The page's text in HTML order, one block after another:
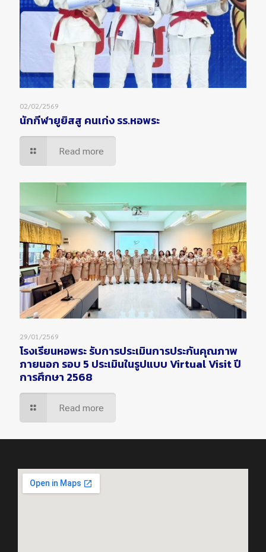
02/02/2569
นักกีฬายูยิสสู คนเก่ง รร.หอพระ
Read more
29/01/2569
โรงเรียนหอพระ รับการประเมินการประกันคุณภาพ
ภายนอก รอบ 5 ประเมินในรูปแบบ Virtual Visit ปี
การศึกษา 2568
Read more